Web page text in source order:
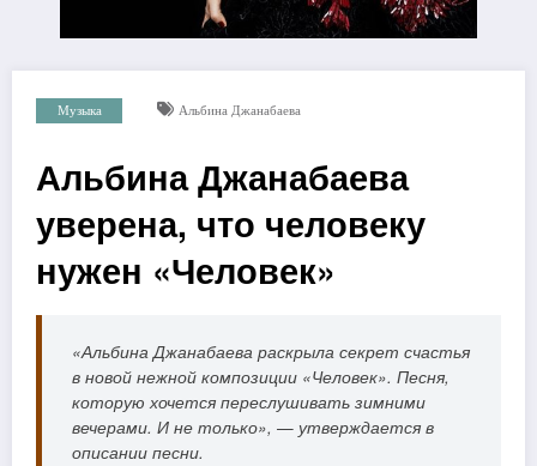
Музыка Альбина Джанабаева
Альбина Джанабаева
уверена, что человеку
нужен «Человек»
«Альбина Джанабаева раскрыла секрет счастья
в новой нежной композиции «Человек». Песня,
которую хочется переслушивать зимними
вечерами. И не только», — утверждается в
описании песни.